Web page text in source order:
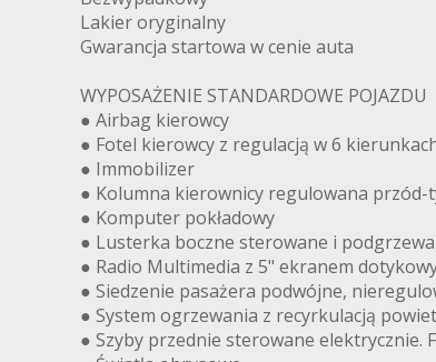
Lakier oryginalny
Gwarancja startowa w cenie auta
WYPOSAŻENIE STANDARDOWE POJAZDU
● Airbag kierowcy
● Fotel kierowcy z regulacją w 6
● Immobilizer
● Kolumna kierownicy regulowana przód-
● Komputer pokładowy
● Lusterka boczne sterowane i
● Radio Multimedia z 5" ekranem
● Siedzenie pasażera podwójne,
● System ogrzewania z recyrkulacją
● Szyby przednie sterowane